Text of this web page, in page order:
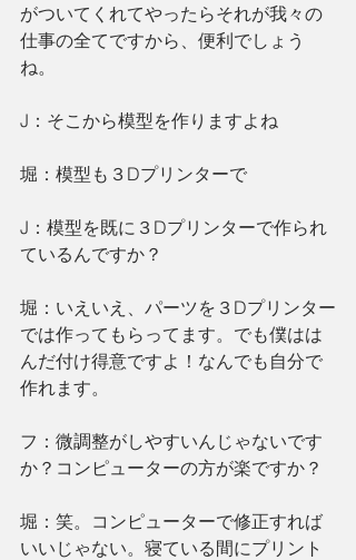
がついてくれてやったらそれが我々の
仕事の全てですから、便利でしょう
ね。
J：そこから模型を作りますよね
堀：模型も３Dプリンターで
J：模型を既に３Dプリンターで作られ
ているんですか？
堀：いえいえ、パーツを３Dプリンター
では作ってもらってます。でも僕はは
んだ付け得意ですよ！なんでも自分で
作れます。
フ：微調整がしやすいんじゃないです
か？コンピューターの方が楽ですか？
堀：笑。コンピューターで修正すれば
いいじゃない。寝ている間にプリント